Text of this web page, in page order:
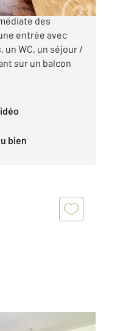
placée, skis
des
entrée avec
un WC, un séjour /
sur un balcon
bien